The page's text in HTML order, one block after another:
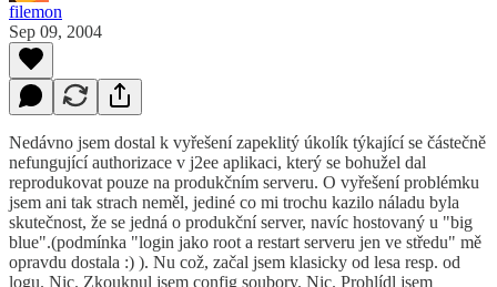
filemon
Sep 09, 2004
Nedávno jsem dostal k vyřešení zapeklitý úkolík týkající se částečně
nefungující authorizace v j2ee aplikaci, který se bohužel dal
reprodukovat pouze na produkčním serveru. O vyřešení problémku
jsem ani tak strach neměl, jediné co mi trochu kazilo náladu byla
skutečnost, že se jedná o produkční server, navíc hostovaný u "big
blue".(podmínka "login jako root a restart serveru jen ve středu" mě
opravdu dostala :) ). Nu což, začal jsem klasicky od lesa resp. od
logu. Nic. Zkouknul jsem config soubory. Nic. Prohlídl jsem